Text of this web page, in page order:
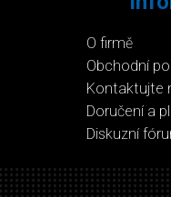
O firmě
Obchodní
Kontaktujte
Doručení a
Diskuzní